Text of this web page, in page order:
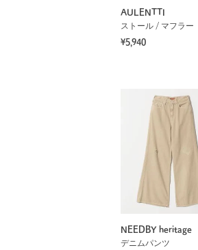
AULENTTI
ストール / マフラー
¥5,940
NEEDBY heritage
デニムパンツ